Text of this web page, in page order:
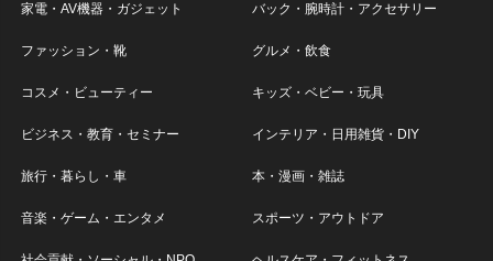
家電・AV機器・ガジェット バック・腕時計・アクセサリー
ファッション・靴 グルメ・飲食
コスメ・ビューティー キッズ・ベビー・玩具
ビジネス・教育・セミナー インテリア・日用雑貨・DIY
旅行・暮らし・車 本・漫画・雑誌
音楽・ゲーム・エンタメ スポーツ・アウトドア